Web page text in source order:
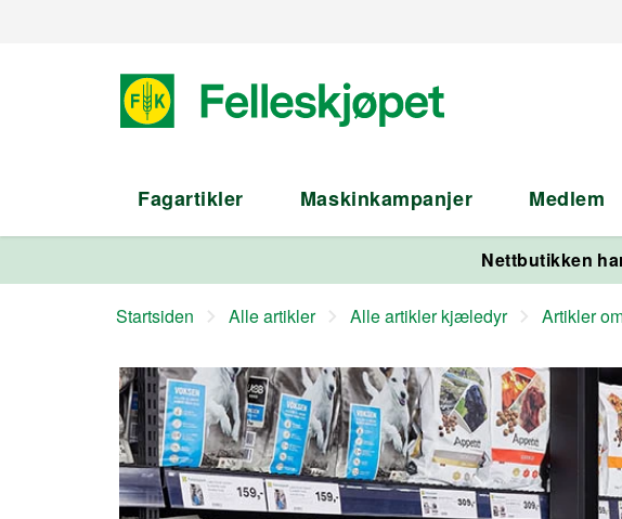
Fagartikler Maskinkampanjer Medlem
Nettbutikken
Startsiden Alle artikler Alle artikler kjæledyr Artikler